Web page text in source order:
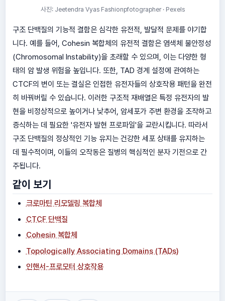
사진: Jeetendra Vyas Fashionpfotographer · Pexels
구조 단백질의 기능적 결함은 심각한 유전적, 발달적 문제를 야기합
니다. 예를 들어, Cohesin 복합체의 유전적 결함은 염색체 불안정성
(Chromosomal Instability)을 초래할 수 있으며, 이는 다양한 형
태의 암 발생 위험을 높입니다. 또한, TAD 경계 설정에 관여하는
CTCF의 변이 또는 결실은 인접한 유전자들의 상호작용 패턴을 완전
히 바꿔버릴 수 있습니다. 이러한 구조적 재배열은 특정 유전자의 발
현을 비정상적으로 높이거나 낮추어, 암세포가 주변 환경을 조작하고
증식하는 데 필요한 '유전자 발현 프로파일'을 교란시킵니다. 따라서
구조 단백질의 정상적인 기능 유지는 건강한 세포 상태를 유지하는
데 필수적이며, 이들의 오작동은 질병의 핵심적인 분자 기전으로 간
주됩니다.
같이 보기
크로마틴 리모델링 복합체
CTCF 단백질
Cohesin 복합체
Topologically Associating Domains (TADs)
인핸서-프로모터 상호작용